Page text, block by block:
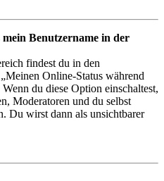
Benutzername in der
findest du in den
Online-Status während
du diese Option einschaltest,
Moderatoren und du selbst
Du wirst dann als unsichtbarer